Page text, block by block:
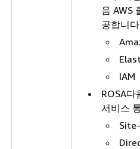
음 AWS
공합니
IAM
ROSA다
서비스